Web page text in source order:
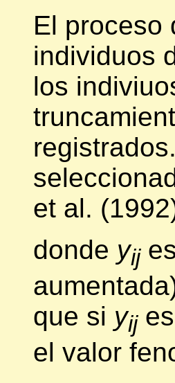
El proceso
individuos
los
et al.
donde yij
que si yijes
el valor